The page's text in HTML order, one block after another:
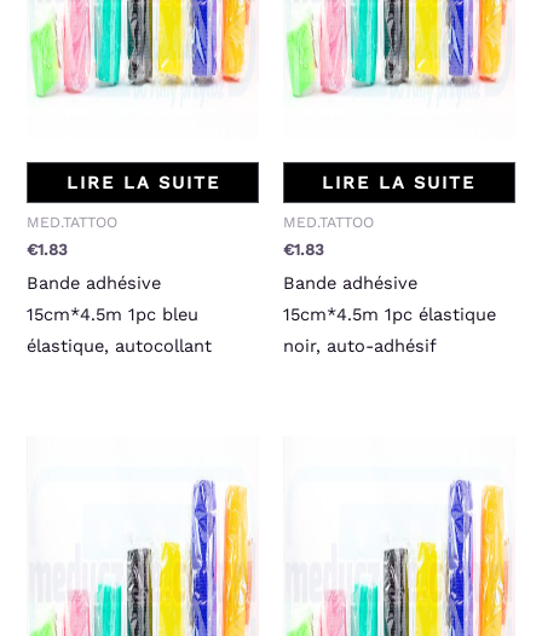
LIRE LA SUITE
MED.TATTOO
€1.83
Bande adhésive
15cm*4.5m 1pc bleu
élastique, autocollant
LIRE LA SUITE
MED.TATTOO
€1.83
Bande adhésive
15cm*4.5m 1pc élastique
noir, auto-adhésif